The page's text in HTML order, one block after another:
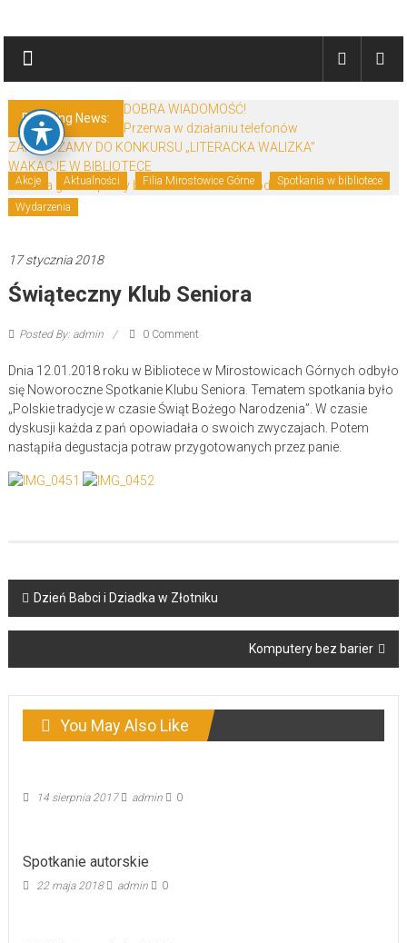
Biblioteki
Gminy
Żary
Biblioteki
Gminy
Żary
to
mieszczący
się
Powiecie
Breaking News:
DOBRA WIADOMOŚĆ!
Przerwa w działaniu telefonów
ZAPRASZAMY DO KONKURSU „LITERACKA WALIZKA”
WAKACJE W BIBLIOTECE
Zmiana godzin pracy biblioteki w Bieniowie od 29.06 do 28.08!
Akcje Aktualności Filia Mirostowice Górne Spotkania w bibliotece
Wydarzenia
17 stycznia 2018
Świąteczny Klub Seniora
Posted By: admin 0 Comment
Dnia 12.01.2018 roku w Bibliotece w Mirostowicach Górnych odbyło
się Noworoczne Spotkanie Klubu Seniora. Tematem spotkania było
„Polskie tradycje w czasie Świąt Bożego Narodzenia”. W czasie
dyskusji każda z pań opowiadała o swoich zwyczajach. Potem
nastąpiła degustacja potraw przygotowanych przez panie.
Post
navigation
Dzień Babci i Dziadka w Złotniku
Komputery bez barier
You May Also Like
14 sierpnia 2017 admin 0
Spotkanie autorskie
22 maja 2018 admin 0